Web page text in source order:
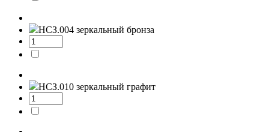
НСЗ.004 зеркальный бронза
НСЗ.010 зеркальный графит